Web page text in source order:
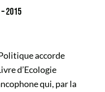
2015
accorde
d’Ecologie
qui, par la